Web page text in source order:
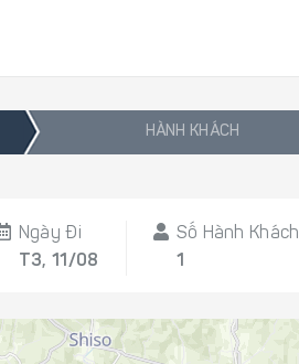
HÀNH KHÁCH
Ngày Đi
T3, 11/08
Số Hành Khách
1